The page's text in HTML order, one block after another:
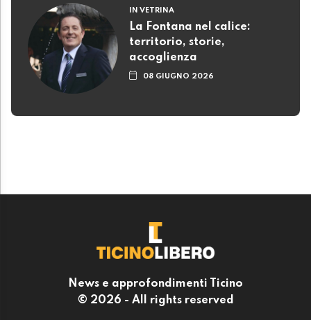
IN VETRINA
La Fontana nel calice:
territorio, storie,
accoglienza
08 GIUGNO 2026
News e approfondimenti Ticino
© 2026 - All rights reserved